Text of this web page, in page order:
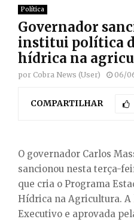
M
A
R
E
N
Política
Governador
institui política
hídrica na
por Cobra News (User) 06/
COMPARTILHAR
O governador Carlos
sancionou nesta terça-
que cria o Programa
Hídrica na Agricultura.
Executivo e aprovada